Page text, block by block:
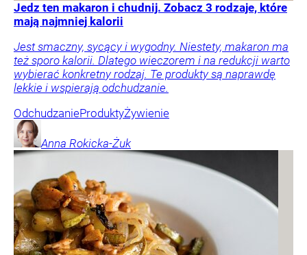
Jedz ten makaron i chudnij. Zobacz 3 rodzaje, które
mają najmniej kalorii
Jest smaczny, sycący i wygodny. Niestety, makaron ma
też sporo kalorii. Dlatego wieczorem i na redukcji warto
wybierać konkretny rodzaj. Te produkty są naprawdę
lekkie i wspierają odchudzanie.
OdchudzanieProduktyŻywienie
Anna Rokicka-Żuk